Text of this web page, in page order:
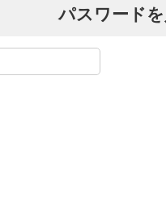
パスワード